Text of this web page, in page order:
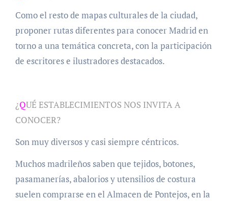
Como el resto de mapas culturales de la ciudad,
proponer rutas diferentes para conocer Madrid en
torno a una temática concreta, con la participación
de escritores e ilustradores destacados.
¿QUÉ ESTABLECIMIENTOS NOS INVITA A
CONOCER?
Son muy diversos y casi siempre céntricos.
Muchos madrileños saben que tejidos, botones,
pasamanerías, abalorios y utensilios de costura
suelen comprarse en el Almacen de Pontejos, en la